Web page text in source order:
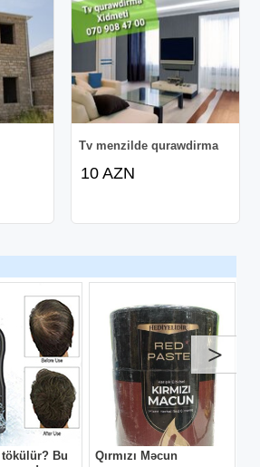
Tv menzilde qurawdirma
10 AZN